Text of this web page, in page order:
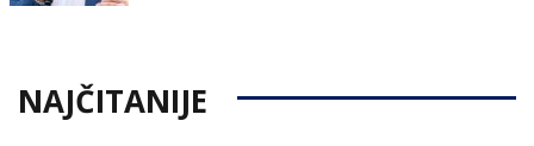
NAJČITANIJE